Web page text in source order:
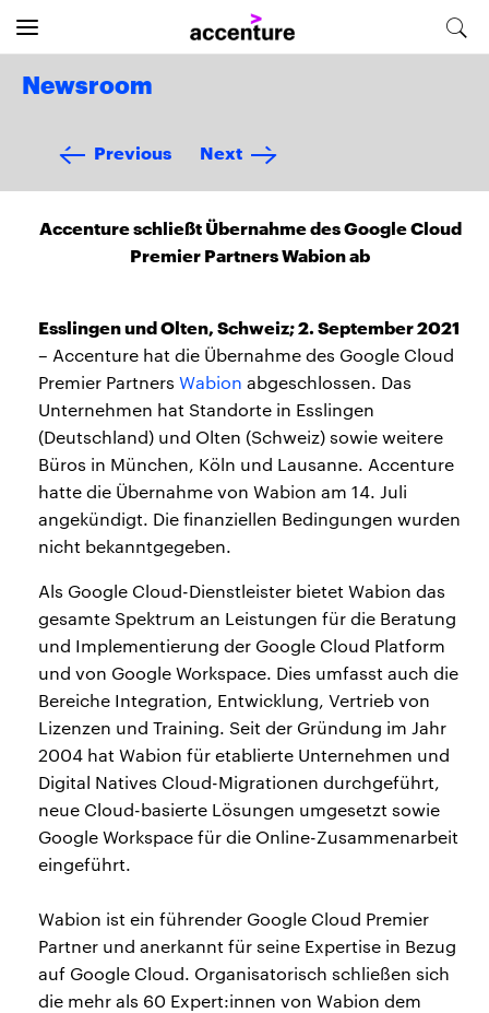
Newsroom
Previous Next
Accenture schließt Übernahme des Google Cloud
Premier Partners Wabion ab
Esslingen und Olten, Schweiz; 2. September 2021
– Accenture hat die Übernahme des Google Cloud
Premier Partners Wabion abgeschlossen. Das
Unternehmen hat Standorte in Esslingen
(Deutschland) und Olten (Schweiz) sowie weitere
Büros in München, Köln und Lausanne. Accenture
hatte die Übernahme von Wabion am 14. Juli
angekündigt. Die finanziellen Bedingungen wurden
nicht bekanntgegeben.
Als Google Cloud-Dienstleister bietet Wabion das
gesamte Spektrum an Leistungen für die Beratung
und Implementierung der Google Cloud Platform
und von Google Workspace. Dies umfasst auch die
Bereiche Integration, Entwicklung, Vertrieb von
Lizenzen und Training. Seit der Gründung im Jahr
2004 hat Wabion für etablierte Unternehmen und
Digital Natives Cloud-Migrationen durchgeführt,
neue Cloud-basierte Lösungen umgesetzt sowie
Google Workspace für die Online-Zusammenarbeit
eingeführt.
Wabion ist ein führender Google Cloud Premier
Partner und anerkannt für seine Expertise in Bezug
auf Google Cloud. Organisatorisch schließen sich
die mehr als 60 Expert:innen von Wabion dem